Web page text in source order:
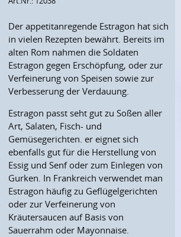
Der appetitanregende Estragon hat sich
in vielen Rezepten bewährt. Bereits im
alten Rom nahmen die Soldaten
Estragon gegen Erschöpfung, oder zur
Verfeinerung von Speisen sowie zur
Verbesserung der Verdauung.
Estragon passt seht gut zu Soßen aller
Art, Salaten, Fisch- und
Gemüsegerichten. er eignet sich
ebenfalls gut für die Herstellung von
Essig und Senf oder zum Einlegen von
Gurken. In Frankreich verwendet man
Estragon häufig zu Geflügelgerichten
oder zur Verfeinerung von
Kräutersaucen auf Basis von
Sauerrahm oder Mayonnaise.